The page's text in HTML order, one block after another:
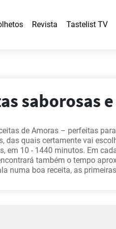
Revista Tastelist TV
saborosas
de Amoras – perfeitas
das quais certamente vai
em 10 - 1440 minutos. Em
também o tempo
numa boa receita, as